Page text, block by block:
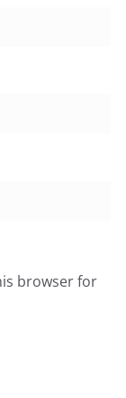
browser for